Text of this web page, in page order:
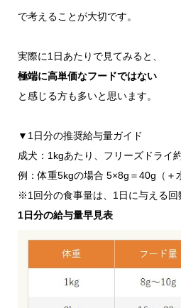
で考えることが大切です。
実際に1日あたりで見てみると、
極端に高単価なフードではない
と感じる方も多いと思います。
▼1日分の推奨給与量ガイド
成犬：1kgあたり、フリーズドライ
例：体重5kgの場合 5×8g＝40g（＋
※1回分の食事量は、1日に与える回
1日分の給与量早見表